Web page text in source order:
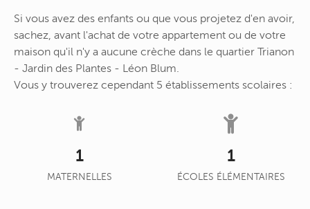
Si vous avez des enfants ou que vous projetez d'en avoir,
sachez, avant l'achat de votre appartement ou de votre
maison qu'il n'y a aucune crèche dans le quartier Trianon
- Jardin des Plantes - Léon Blum.
Vous y trouverez cependant 5 établissements scolaires :
1
MATERNELLES
1
ÉCOLES ÉLÉMENTAIRES